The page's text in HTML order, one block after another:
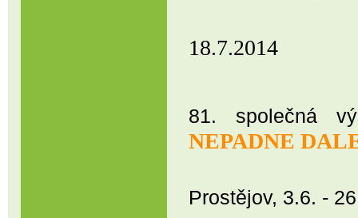
18.7.2014
81. společná
NEPADNE
Prostějov, 3.6. -